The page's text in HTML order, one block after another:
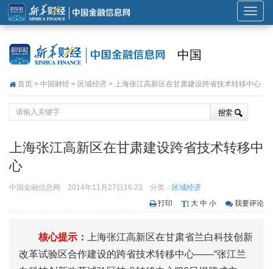
展
开
导
中国
首页 > 中国财经 > 区域经济 > 上海张江高新区在甘肃建设跨省技术转移中心
上海张江高新区在甘肃建设跨省技术转移中
心
中国金融信息网 2014年11月27日16:23 分类： 区域经济
打印
大 中 小 我要评论
核心提示：
上海张江高新区在甘肃省兰白科技创新
改革试验区合作建设的跨省技术转移中心——“张江兰